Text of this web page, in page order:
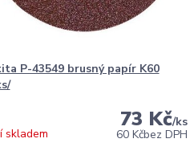
P-43549 brusný papír K60
73 Kč/ks
60 Kčbez DPH
skladem